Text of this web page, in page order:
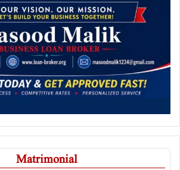
Matrimonial